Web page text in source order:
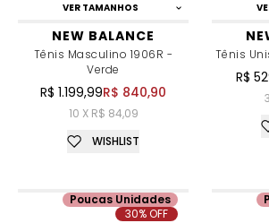
VER TAMANHOS
NEW BALANCE
Tênis Masculino 1906R -
Verde
R$ 1.199,99R$ 840,90
10 X R$ 84,09
WISHLIST
Tênis
R$
Poucas Unidades
30% OFF